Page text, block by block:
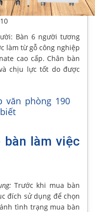
Bàn 6 người tương
làm từ gỗ công nghiệp
cao cấp. Chân bàn
chịu lực tốt do được
văn phòng 190
bàn làm việc
Trước khi mua bàn
đích sử dụng để chọn
tình trạng mua bàn